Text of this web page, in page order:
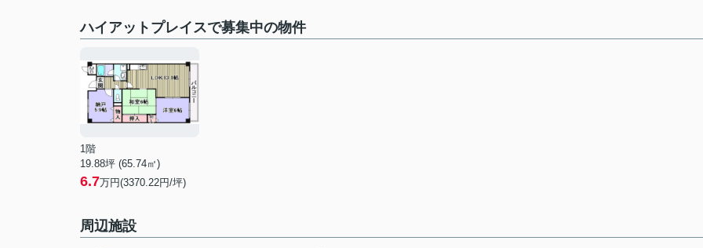
ハイアットプレイスで募集中の物件
1階
19.88坪 (65.74㎡)
6.7万円(3370.22円/坪)
周辺施設